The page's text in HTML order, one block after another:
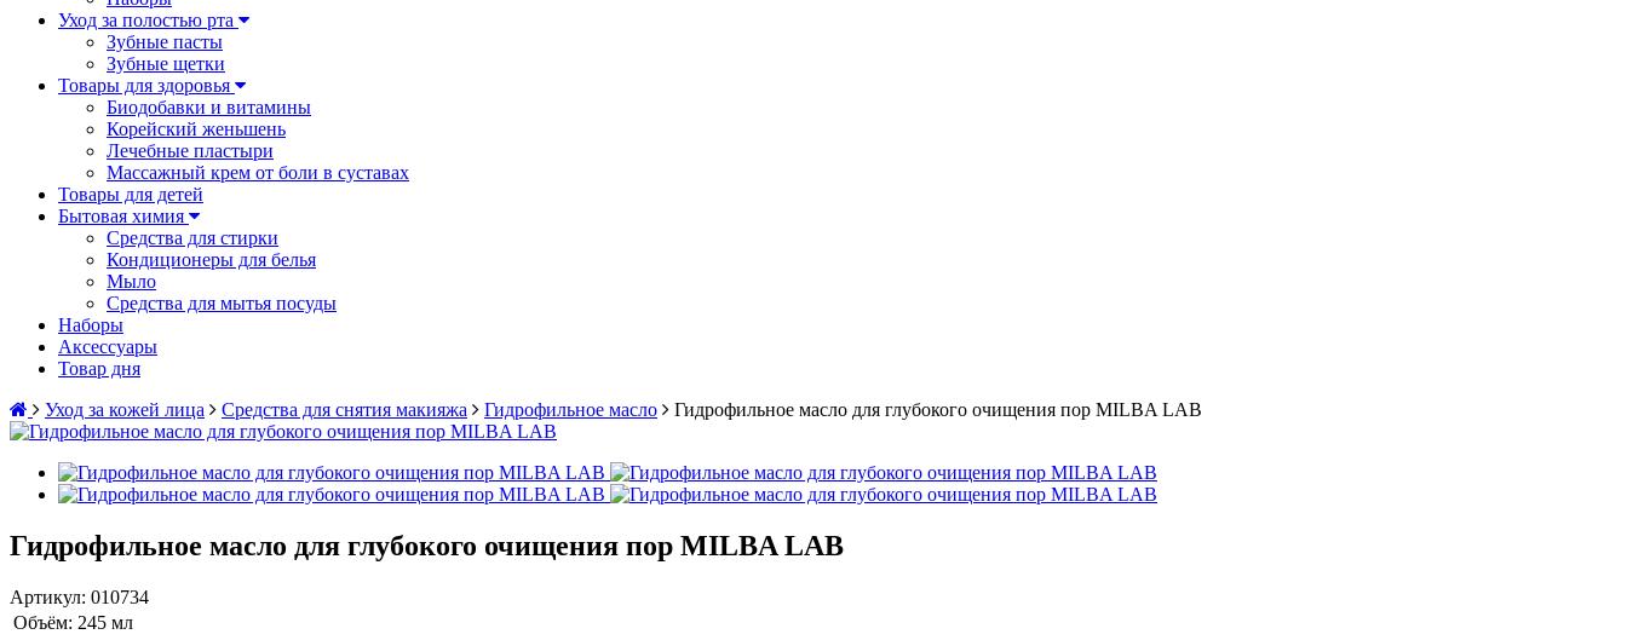
Уход за полостью рта
Зубные пасты
Зубные щетки
Товары для здоровья
Биодобавки и витамины
Корейский женьшень
Лечебные пластыри
Массажный крем от боли в суставах
Товары для детей
Бытовая химия
Средства для стирки
Кондиционеры для белья
Мыло
Средства для мытья посуды
Наборы
Аксессуары
Товар дня
Уход за кожей лица
Средства для снятия макияжа Гидрофильное масло Гидрофильное масло для глубокого очищения пор MILBA LAB
Гидрофильное масло для глубокого очищения пор MILBA LAB
Артикул: 010734
Объём: 245 мл